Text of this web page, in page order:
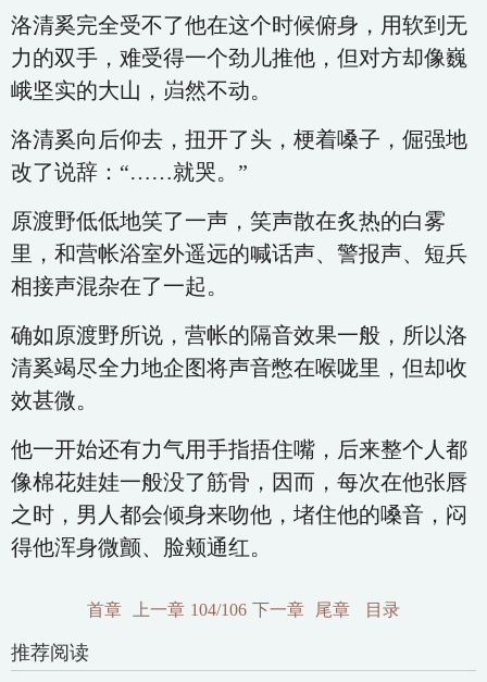
洛清奚完全受不了他在这个时候俯身，用软到无
力的双手，难受得一个劲儿推他，但对方却像巍
峨坚实的大山，岿然不动。
洛清奚向后仰去，扭开了头，梗着嗓子，倔强地
改了说辞：“……就哭。”
原渡野低低地笑了一声，笑声散在炙热的白雾
里，和营帐浴室外遥远的喊话声、警报声、短兵
相接声混杂在了一起。
确如原渡野所说，营帐的隔音效果一般，所以洛
清奚竭尽全力地企图将声音憋在喉咙里，但却收
效甚微。
他一开始还有力气用手指捂住嘴，后来整个人都
像棉花娃娃一般没了筋骨，因而，每次在他张唇
之时，男人都会倾身来吻他，堵住他的嗓音，闷
得他浑身微颤、脸颊通红。
首章 上一章 104/106 下一章 尾章 目录
推荐阅读